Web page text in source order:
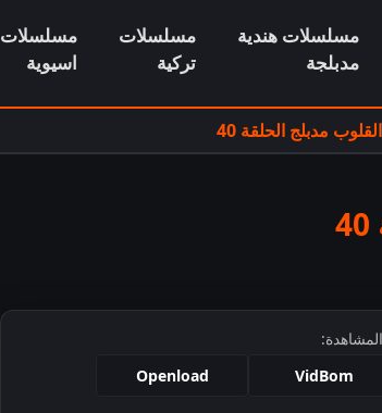
مسلسلات هندية
مدبلجة
مسلسلات
تركية
مسلسلات
اسيوية
مدبلج الحلقة 40
VidBom
Openload